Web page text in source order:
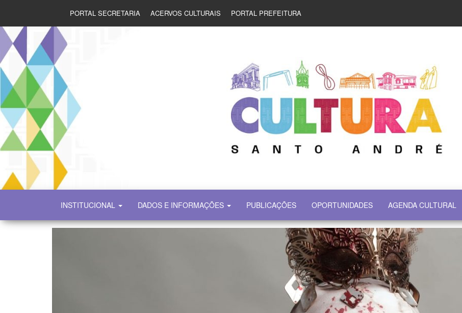
PORTAL SECRETARIA ACERVOS CULTURAIS PORTAL PREFEITURA
SECULT
INSTITUCIONAL DADOS E INFORMAÇÕES PUBLICAÇÕES OPORTUNIDADES AGENDA CULTURAL